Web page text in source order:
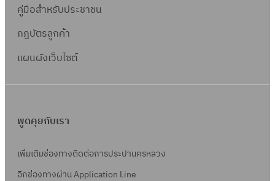
คู่มือสำหรับประชาชน
กฎบัตรลูกค้า
แผนผังเว็บไซต์
พูดคุยกับเรา
เพิ่มเติมช่องทางติดต่อการประปานครหลวง
อีกช่องทางผ่าน Application Line